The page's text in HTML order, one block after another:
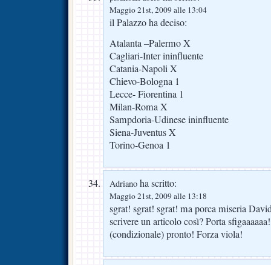
Maggio 21st, 2009 alle 13:04
il Palazzo ha deciso:
Atalanta –Palermo X
Cagliari-Inter ininfluente
Catania-Napoli X
Chievo-Bologna 1
Lecce- Fiorentina 1
Milan-Roma X
Sampdoria-Udinese ininfluente
Siena-Juventus X
Torino-Genoa 1
Adriano ha scritto:
Maggio 21st, 2009 alle 13:18
sgrat! sgrat! sgrat! ma porca miseria
scrivere un articolo così? Porta
(condizionale) pronto! Forza viola!